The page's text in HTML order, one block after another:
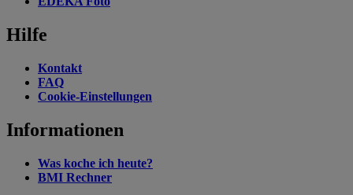
Hilfe
Kontakt
FAQ
Cookie-Einstellungen
Informationen
Was koche ich heute?
BMI Rechner